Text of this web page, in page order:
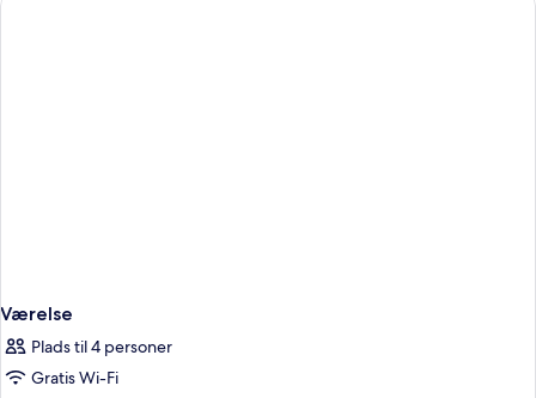
Værelse
Plads til 4 personer
Gratis Wi-Fi